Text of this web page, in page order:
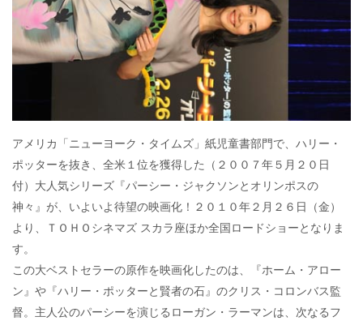
アメリカ「ニューヨーク・タイムズ」紙児童書部門で、ハリー・
ポッターを抜き、全米１位を獲得した（２００７年５月２０日
付）大人気シリーズ『パーシー・ジャクソンとオリンポスの
神々』が、いよいよ待望の映画化！２０１０年２月２６日（金）
より、ＴＯＨＯシネマズ スカラ座ほか全国ロードショーとなりま
す。
この大ベストセラーの原作を映画化したのは、『ホーム・アロー
ン』や『ハリー・ポッターと賢者の石』のクリス・コロンバス監
督。主人公のパーシーを演じるローガン・ラーマンは、次なるフ